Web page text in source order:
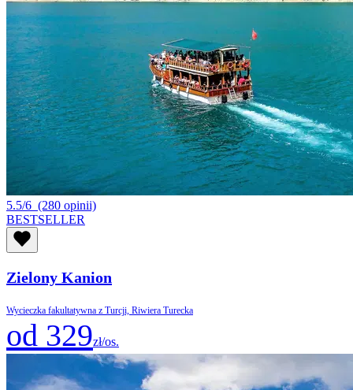
5.5/6 (280 opinii)
BESTSELLER
Zielony Kanion
Wycieczka fakultatywna z Turcji, Riwiera Turecka
od 329zł/os.